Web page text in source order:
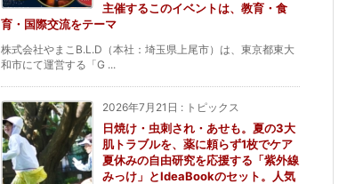
主催するこのイベントは、教育・食
育・国際交流をテーマ
株式会社やまこB.L.D（本社：埼玉県上尾市）は、東京都東大
和市にて運営する「G ...
2026年7月21日 : トピックス
日焼け・虫刺され・あせも。夏の3大
肌トラブルを、薬に頼らず1枚でケア
夏休みの自由研究を応援する「紫外線
みっけ」とIdeaBookのセット。人気